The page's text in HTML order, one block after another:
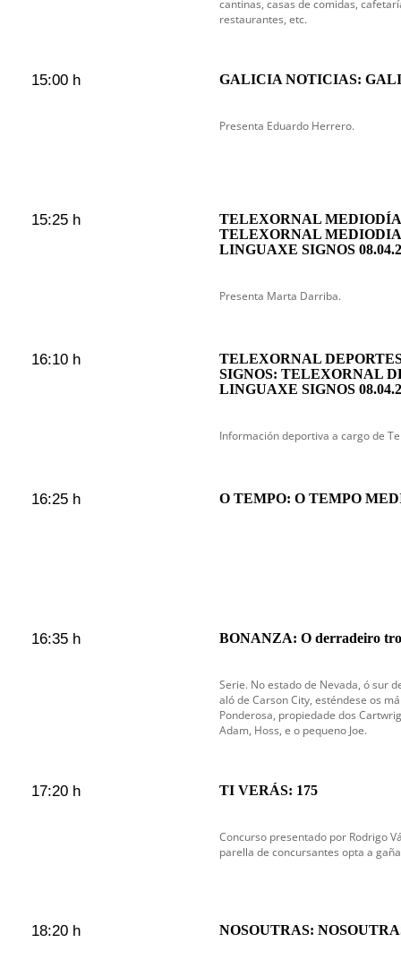
cantinas, casas de comidas,
restaurantes, etc.
15:00 h GALICIA NOTICIAS:
Presenta Eduardo Herrero.
15:25 h
TELEXORNAL
TELEXORNAL
LINGUAXE SIGNOS
Presenta Marta Darriba.
16:10 h
TELEXORNAL
SIGNOS: TELEXORNAL
LINGUAXE SIGNOS
Información deportiva a cargo de
16:25 h O TEMPO: O TEMPO
16:35 h BONANZA: O derradeiro
Serie. No estado de Nevada, ó sur
aló de Carson City, esténdese os
Ponderosa, propiedade dos
Adam, Hoss, e o pequeno Joe.
17:20 h TI VERÁS: 175
Concurso presentado por Rodrigo
parella de concursantes opta a
18:20 h NOSOUTRAS: